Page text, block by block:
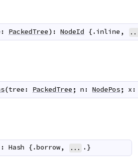
: PackedTree) : NodeId {.inline ,
(tree : PackedTree ; n : NodePos; x :
: Hash {.borrow, ... .}